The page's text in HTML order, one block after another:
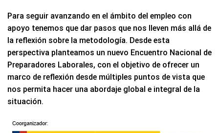
Para seguir avanzando en el ámbito del empleo con
apoyo tenemos que dar pasos que nos lleven más allá de
la reflexión sobre la metodología. Desde esta
perspectiva planteamos un nuevo Encuentro Nacional de
Preparadores Laborales, con el objetivo de ofrecer un
marco de reflexión desde múltiples puntos de vista que
nos permita hacer una abordaje global e integral de la
situación.